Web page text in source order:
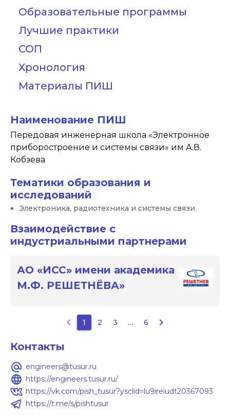
Образовательные программы
Лучшие практики
СОП
Хронология
Материалы ПИШ
Наименование ПИШ
Передовая инженерная школа «Электронное
приборостроение и системы связи» им А.В.
Кобзева
Тематики образования и
исследований
Электроника, радиотехника и системы связи.
Взаимодействие с
индустриальными партнерами
АО «ИСС» имени академика
М.Ф. РЕШЕТНЁВА»
keyboard_arrow_left 1 2 3 … 6
keyboard_arrow_right
Контакты
alternate_email engineers@tusur.ru
language https://engineers.tusur.ru/
https://vk.com/pish_tusur?ysclid=lu9ireiudt20367093
https://t.me/s/pishtusur